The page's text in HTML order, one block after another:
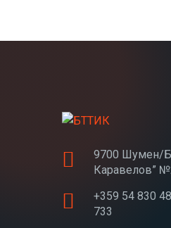
9700 Шумен/
Каравелов”
+359 54 830
733